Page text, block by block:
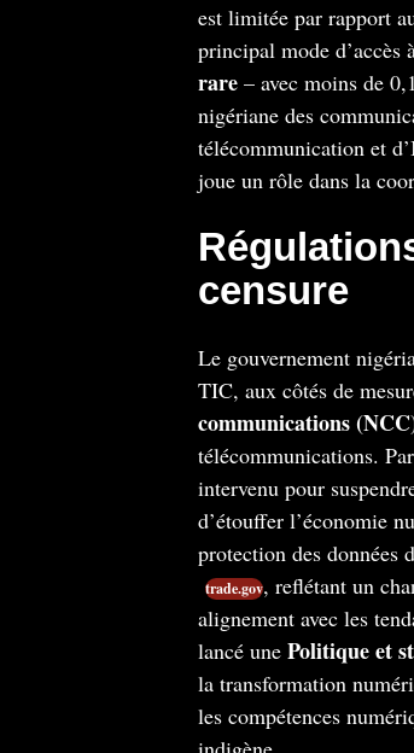
est limitée par rapport
principal mode
rare– avec moins de
nigériane des
télécommunication et
joue un rôle dans la
censure
Le gouvernement
TIC, aux côtés de
communications
télécommunications.
intervenu pour
d’étouffer l’économie
protection des données
trade.gov, reflétant un
alignement avec les
lancé une Politique et
la transformation
les compétences